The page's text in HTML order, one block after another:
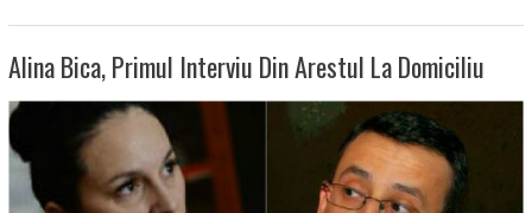
Alina Bica, Primul Interviu Din Arestul La Domiciliu